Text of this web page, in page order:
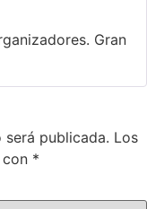
Gran
será publicada. Los
con *